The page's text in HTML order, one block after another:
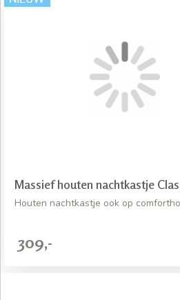
Massief houten nachtkastje
Houten nachtkastje ook op
309,-